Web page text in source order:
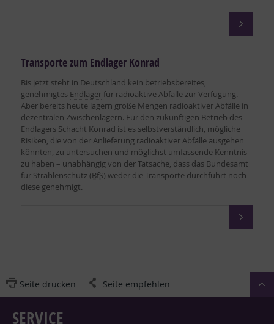
Transporte zum Endlager Konrad
Bis jetzt steht in Deutschland kein betriebsbereites,
genehmigtes Endlagerfür radioaktive Abfälle zur Verfügung.
Aber bereits heute lagern große Mengen radioaktiver Abfälle in
dezentralen Zwischenlagern. Für den zukünftigen Betrieb des
Endlagers Schacht Konrad ist es selbstverständlich, mögliche
Risiken, die von der Anlieferung radioaktiver Abfälle ausgehen
könnten, zu untersuchen und möglichst umfassende Kenntnis
zu haben – unabhängig von der Tatsache, dass das Bundesamt
für Strahlenschutz (BfS) weder die Transporte durchführt noch
diese genehmigt.
Seite drucken Seite empfehlen
SERVICE